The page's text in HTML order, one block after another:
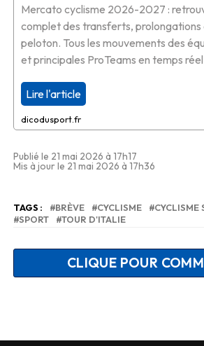
Mercato cyclisme 2026-2027 :
complet des transferts, prolongations
peloton. Tous les mouvements des
et principales ProTeams en temps
Lire l'article
dicodusport.fr
Publié le 21 mai 2026 à 17h17
Mis à jour le 21 mai 2026 à 17h36
TAGS : BRÈVE CYCLISME CYCLISME
SPORT
TOUR D'ITALIE
CLIQUE POUR